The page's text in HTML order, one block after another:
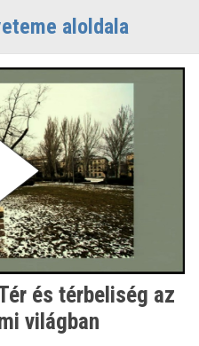
aloldala
és térbeliség az
világban